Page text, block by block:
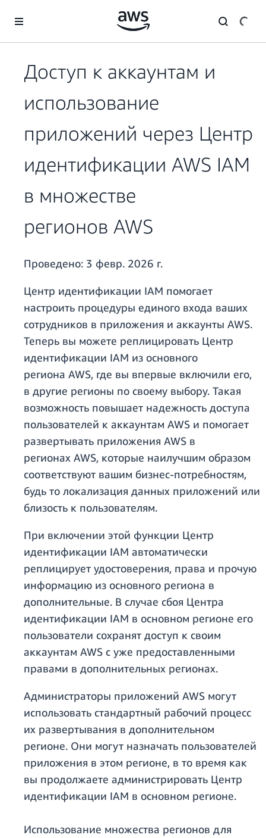
Перейти к главному контенту
Доступ к аккаунтам и
использование
приложений через Центр
идентификации AWS IAM
в множестве
регионов AWS
Проведено: 3 февр. 2026 г.
Центр идентификации IAM помогает
настроить процедуры единого входа ваших
сотрудников в приложения и аккаунты AWS.
Теперь вы можете реплицировать Центр
идентификации IAM из основного
региона AWS, где вы впервые включили его,
в другие регионы по своему выбору. Такая
возможность повышает надежность доступа
пользователей к аккаунтам AWS и помогает
развертывать приложения AWS в
регионах AWS, которые наилучшим образом
соответствуют вашим бизнес-потребностям,
будь то локализация данных приложений или
близость к пользователям.
При включении этой функции Центр
идентификации IAM автоматически
реплицирует удостоверения, права и прочую
информацию из основного региона в
дополнительные. В случае сбоя Центра
идентификации IAM в основном регионе его
пользователи сохранят доступ к своим
аккаунтам AWS с уже предоставленными
правами в дополнительных регионах.
Администраторы приложений AWS могут
использовать стандартный рабочий процесс
их развертывания в дополнительном
регионе. Они могут назначать пользователей
приложения в этом регионе, в то время как
вы продолжаете администрировать Центр
идентификации IAM в основном регионе.
Использование множества регионов для